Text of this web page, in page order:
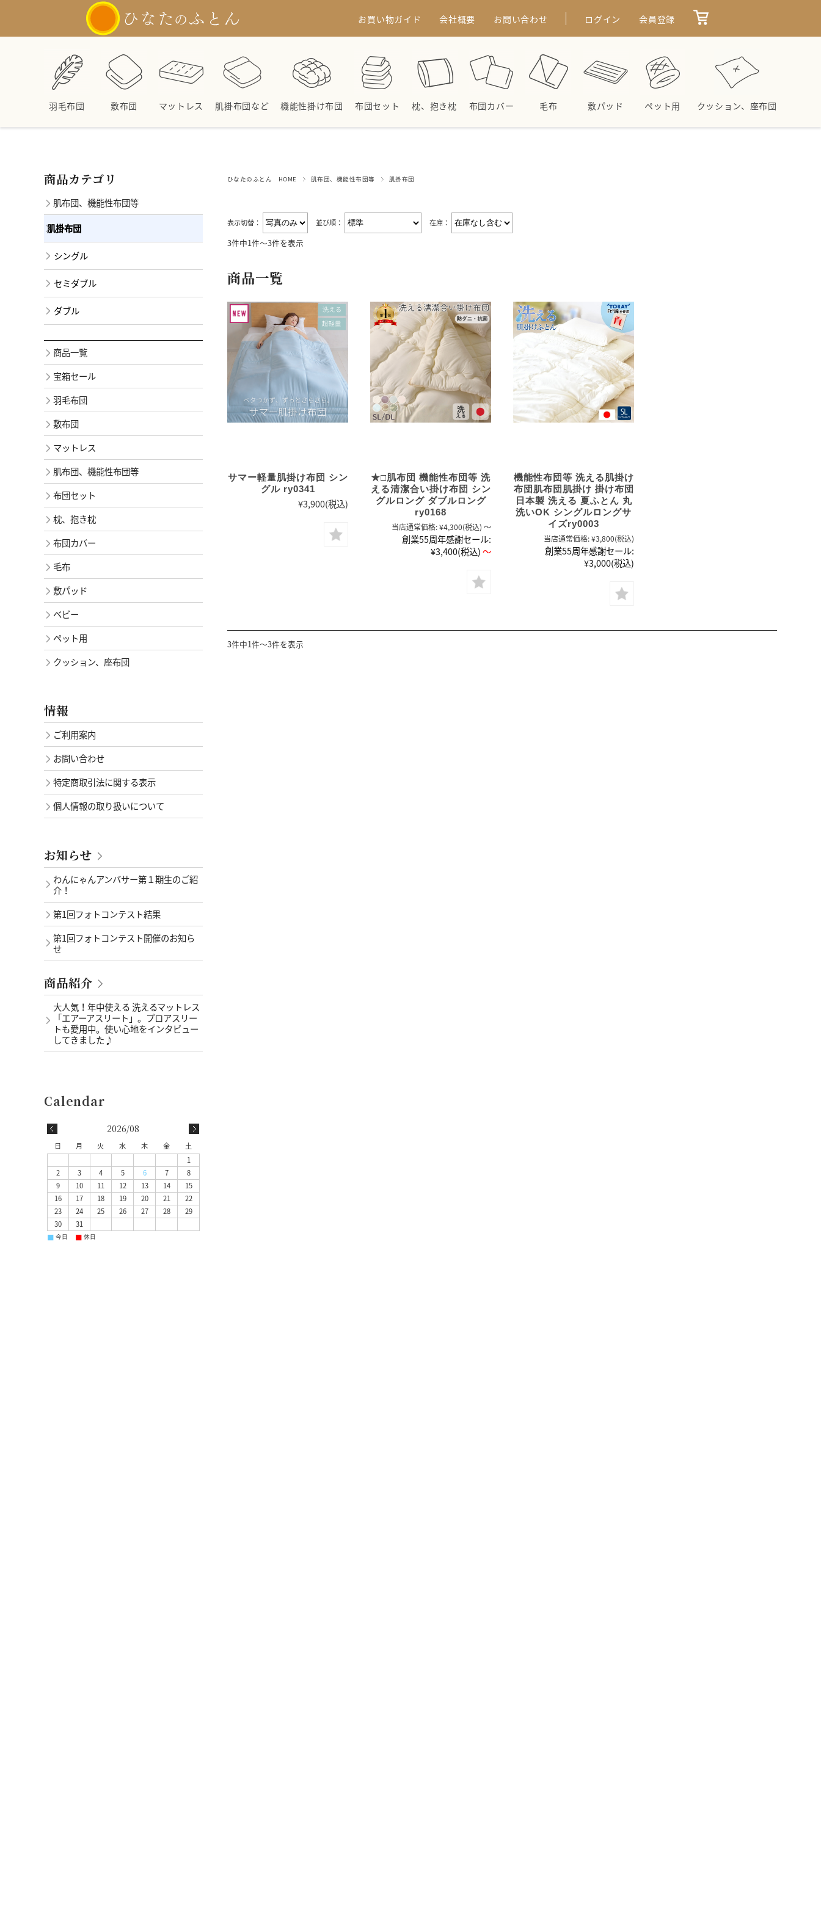
お買い物ガイド 会社概要 お問い合わせ ログイン 会員登録
羽毛布団 敷布団 マットレス 肌掛布団など 機能性掛け布団 布団セット 枕、抱き枕 布団カバー 毛布 敷パッド ペット用 クッション、座布団
ひなたのふとん HOME 肌布団、機能性布団等 肌掛布団
表示切替： 並び順： 在庫：
3件中1件～3件を表示
商品一覧
サマー軽量肌掛け布団 シン
グル ry0341
¥3,900(税込)
★□肌布団 機能性布団等 洗
える清潔合い掛け布団 シン
グルロング ダブルロング
ry0168
当店通常価格:¥4,300(税込) ～
創業55周年感謝セール:
¥3,400(税込)～
機能性布団等 洗える肌掛け
布団肌布団肌掛け 掛け布団
日本製 洗える 夏ふとん 丸
洗いOK シングルロングサ
イズry0003
当店通常価格:¥3,800(税込)
創業55周年感謝セール:
¥3,000(税込)
3件中1件～3件を表示
商品カテゴリ
肌布団、機能性布団等
肌掛布団
シングル
セミダブル
ダブル
商品一覧
宝箱セール
羽毛布団
敷布団
マットレス
肌布団、機能性布団等
布団セット
枕、抱き枕
布団カバー
毛布
敷パッド
ベビー
ペット用
クッション、座布団
情報
ご利用案内
お問い合わせ
特定商取引法に関する表示
個人情報の取り扱いについて
お知らせ
わんにゃんアンバサー第１期生のご紹
介！
第1回フォトコンテスト結果
第1回フォトコンテスト開催のお知ら
せ
商品紹介
大人気！年中使える 洗えるマットレス
「エアーアスリート」。プロアスリー
トも愛用中。使い心地をインタビュー
してきました♪
2026/08
日 月 火 水 木 金
土
1
2
3 4 5 6 7
8
9
10 11 12 13 14
15
16
17 18 19 20 21
22
23
24 25 26 27 28
29
30
31
■ 今日 ■ 休日